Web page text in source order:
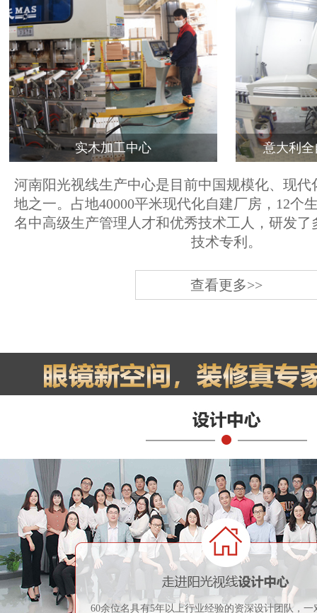
实木加工中心 意大利
河南阳光视线生产中心是目前中国规模化、现代
地之一。占地40000平米现代化自建厂房，12个
名中高级生产管理人才和优秀技术工人，研发了
技术专利。
查看更多>>
60余位名具有5年以上行业经验的资深设计团队，一